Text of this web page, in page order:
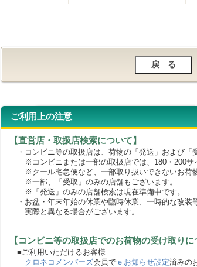
ご利用上の注意
【直営店・取扱店検索について】
・コンビニ等の取扱店は、荷物の「発送」および「
※コンビニまたは一部の取扱店では、180・200サ
※クール宅急便など、一部取り扱いできないお荷物
※一部、「受取」のみの店舗もございます。
※「発送」のみの店舗検索は現在準備中です。
・お盆・年末年始の休業や臨時休業、一時的な改装
実際と異なる場合がございます。
【コンビニ等の取扱店でのお荷物の受け取り
■ご利用いただけるお客様
クロネコメンバーズ会員で ｅお知らせ設定済みの